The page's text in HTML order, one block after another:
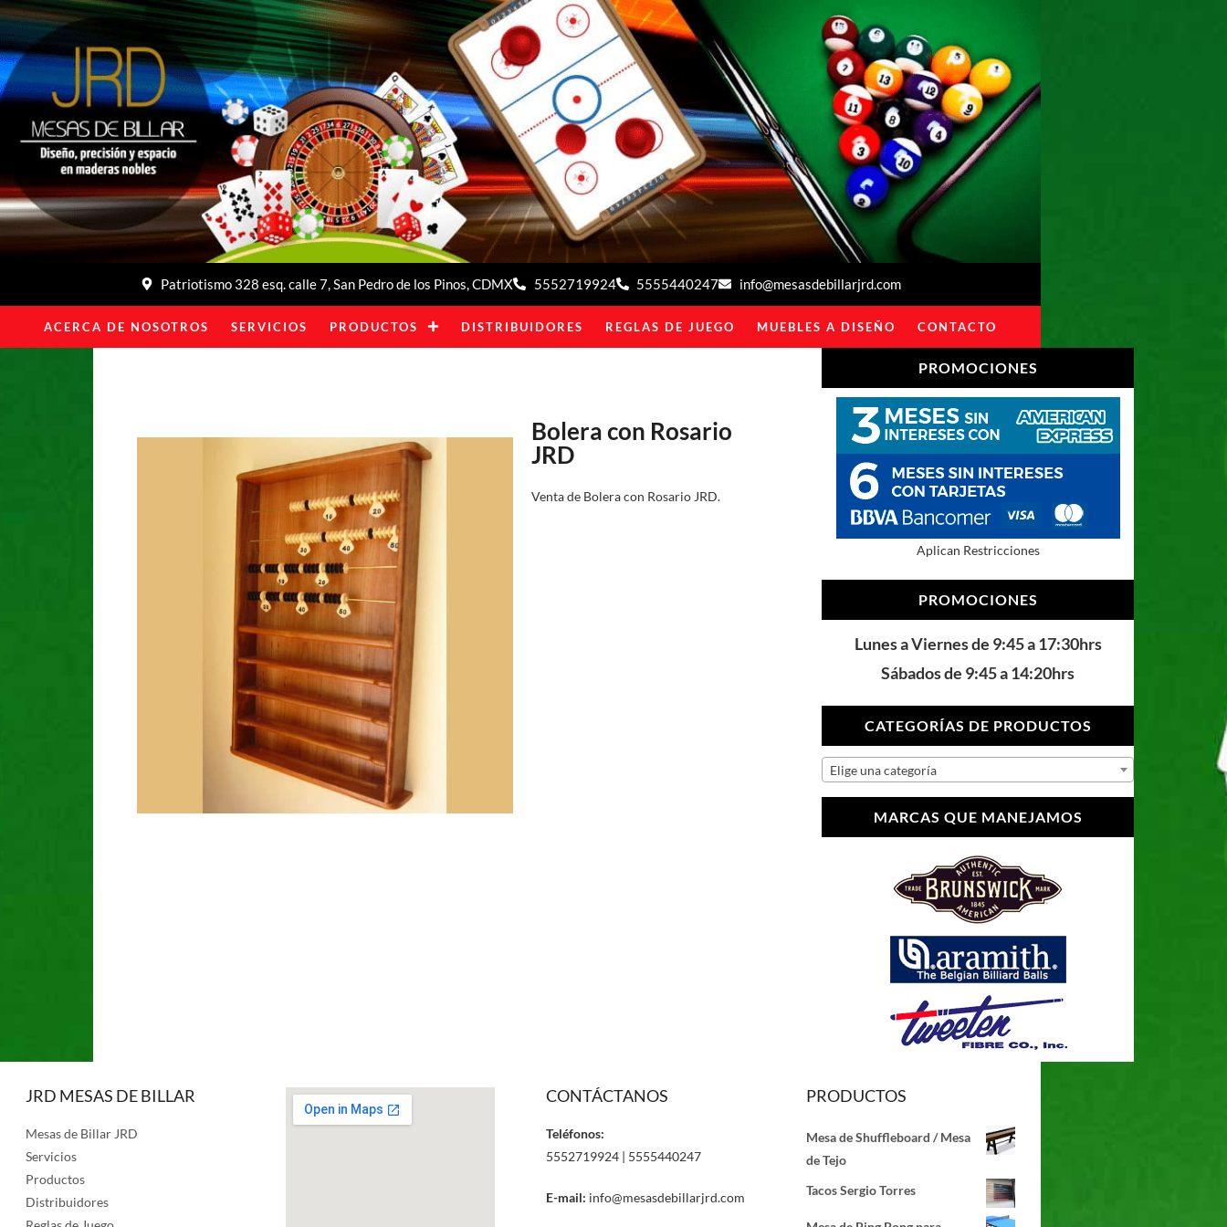
Patriotismo 328 esq. calle 7, San Pedro de los Pinos, CDMX 5552719924 5555440247 info@mesasdebillarjrd.com
ACERCA DE NOSOTROS SERVICIOS PRODUCTOS DISTRIBUIDORES REGLAS DE JUEGO MUEBLES A DISEÑO CONTACTO
PROMOCIONES
Aplican Restricciones
PROMOCIONES
Lunes a Viernes de 9:45 a 17:30hrs
Sábados de 9:45 a 14:20hrs
CATEGORÍAS DE PRODUCTOS
Elige una categoría
MARCAS QUE MANEJAMOS
Bolera con Rosario
JRD
Venta de Bolera con Rosario JRD.
JRD MESAS DE BILLAR
Mesas de Billar JRD
Servicios
Productos
Distribuidores
CONTÁCTANOS
Teléfonos:
5552719924 | 5555440247
E-mail: info@mesasdebillarjrd.com
PRODUCTOS
Mesa de Shuffleboard / Mesa
de Tejo
Tacos Sergio Torres